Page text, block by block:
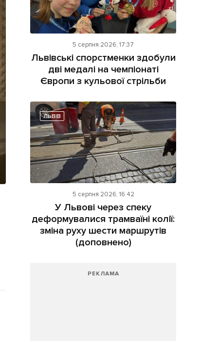
5 серпня 2026, 17:37
Львівські спорстменки здобули
дві медалі на чемпіонаті
Європи з кульової стрільби
ЛЬВІВ
5 серпня 2026, 16:42
У Львові через спеку
деформувалися трамваїні колії:
зміна руху шести маршрутів
(доповнено)
РЕКЛАМА